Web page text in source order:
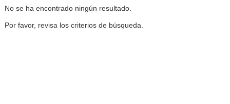
No se ha encontrado ningún resultado.
Por favor, revisa los criterios de búsqueda.